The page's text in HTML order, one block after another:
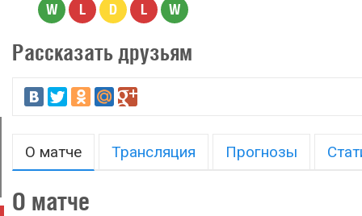
W L D L W
Рассказать друзьям
О матче Трансляция Прогнозы
О матче